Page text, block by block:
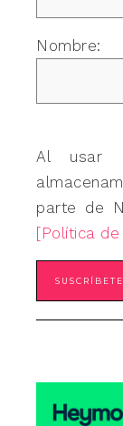
Nombre:
Al usar
parte de
[Política